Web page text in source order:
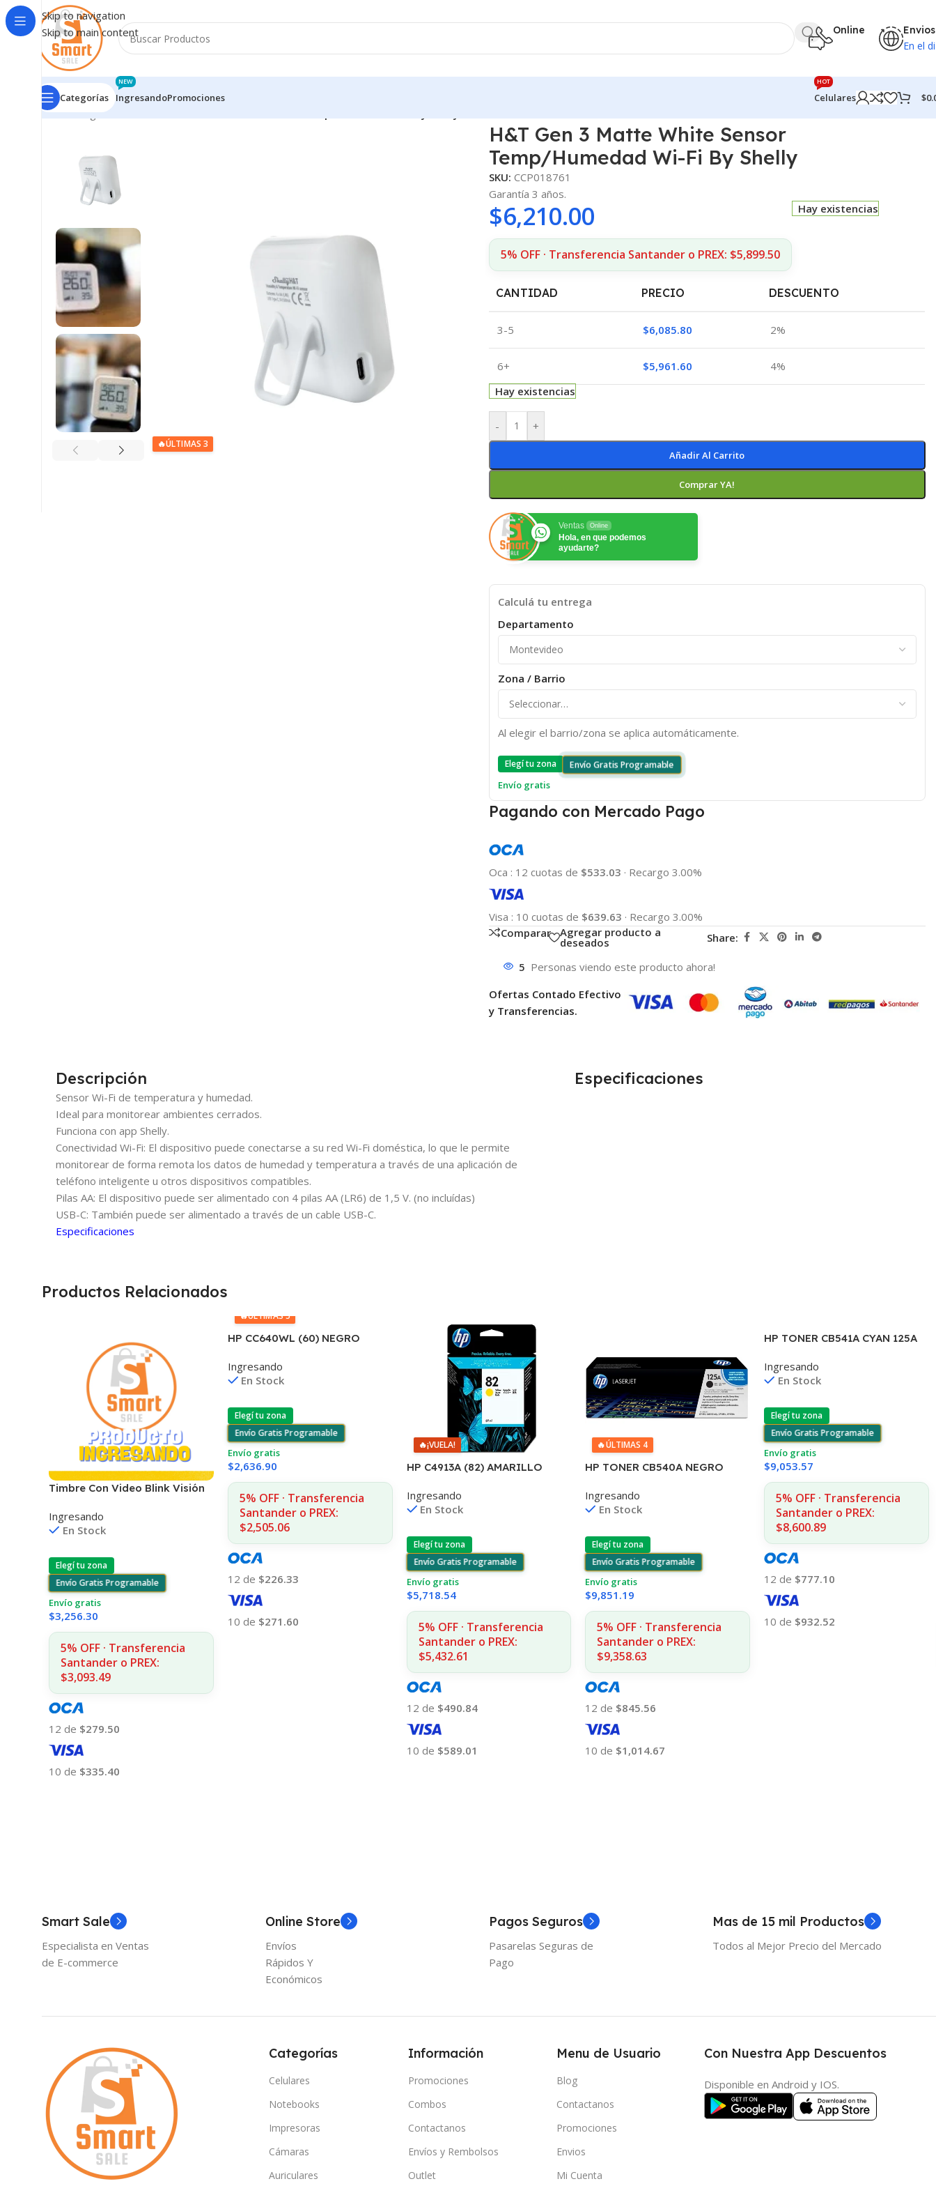
Skip to navigation
Skip to main content
Online Envios
En el
Categorías Ingresando
NEW
Promociones Celulares
HOT
$
Inicio/Ingresando
🔥ÚLTIMAS 3
H&T Gen 3 Matte White Sensor
Temp/Humedad Wi-Fi By Shelly
SKU: CCP018761
Garantía 3 años.
$6,210.00
5% OFF · Transferencia Santander o PREX: $5,899.50
Hay existencias
CANTIDAD PRECIO DESCUENTO
3-5 $6,085.80 2%
6+ $5,961.60
4%
Hay existencias
- +
Añadir Al Carrito
Comprar YA!
Ventas Online
Hola, en que podemos
ayudarte?
Calculá tu entrega
Departamento
Zona / Barrio
Al elegir el barrio/zona se aplica automáticamente.
Elegí tu zona Envío Gratis Programable
Envío gratis
Pagando con Mercado Pago
Oca : 12 cuotas de $533.03 · Recargo 3.00%
Visa : 10 cuotas de $639.63 · Recargo 3.00%
Comparar
Agregar producto a
deseados Share:
5 Personas viendo este producto ahora!
Ofertas Contado Efectivo
y Transferencias.
Descripción
Sensor Wi-Fi de temperatura y humedad.
Ideal para monitorear ambientes cerrados.
Funciona con app Shelly.
Conectividad Wi-Fi: El dispositivo puede conectarse a su red Wi-Fi doméstica, lo que le permite
monitorear de forma remota los datos de humedad y temperatura a través de una aplicación de
teléfono inteligente u otros dispositivos compatibles.
Pilas AA: El dispositivo puede ser alimentado con 4 pilas AA (LR6) de 1,5 V. (no incluídas)
USB-C: También puede ser alimentado a través de un cable USB-C.
Especificaciones
Especificaciones
Productos Relacionados
Timbre Con Video Blink Visión
Ingresando
En Stock
Elegí tu zona
Envío Gratis Programable
Envío gratis
$3,256.30
5% OFF · Transferencia
Santander o PREX:
$3,093.49
12 de $279.50
10 de $335.40
🔥ÚLTIMAS 5
HP CC640WL (60) NEGRO
F4580/F4280/F4480/D110
Ingresando
En Stock
Elegí tu zona
Envío Gratis Programable
Envío gratis
$2,636.90
5% OFF · Transferencia
Santander o PREX:
$2,505.06
12 de $226.33
10 de $271.60
🔥¡VUELA!
HP C4913A (82) AMARILLO
10PS/500/510/800/810 UK(D)
Ingresando
En Stock
Elegí tu zona
Envío Gratis Programable
Envío gratis
$5,718.54
5% OFF · Transferencia
Santander o PREX:
$5,432.61
12 de $490.84
10 de $589.01
🔥ÚLTIMAS 4
HP TONER CB540A NEGRO
1215/1515/1510/1312
Ingresando
En Stock
Elegí tu zona
Envío Gratis Programable
Envío gratis
$9,851.19
5% OFF · Transferencia
Santander o PREX:
$9,358.63
12 de $845.56
10 de $1,014.67
HP TONER CB541A CYAN 125A
1215/1515/1510/1312
Ingresando
En Stock
Elegí tu zona
Envío Gratis Programable
Envío gratis
$9,053.57
5% OFF · Transferencia
Santander o PREX:
$8,600.89
12 de $777.10
10 de $932.52
Smart Sale
Especialista en Ventas
de E-commerce
Online Store
Envíos
Rápidos Y
Económicos
Pagos Seguros
Pasarelas Seguras de
Pago
Mas de 15 mil Productos
Todos al Mejor Precio del Mercado
Categorías
Celulares
Notebooks
Impresoras
Cámaras
Auriculares
Información
Promociones
Combos
Contactanos
Envíos y Rembolsos
Outlet
Menu de Usuario
Blog
Contactanos
Promociones
Envios
Mi Cuenta
Con Nuestra App Descuentos
Disponible en Android y IOS.